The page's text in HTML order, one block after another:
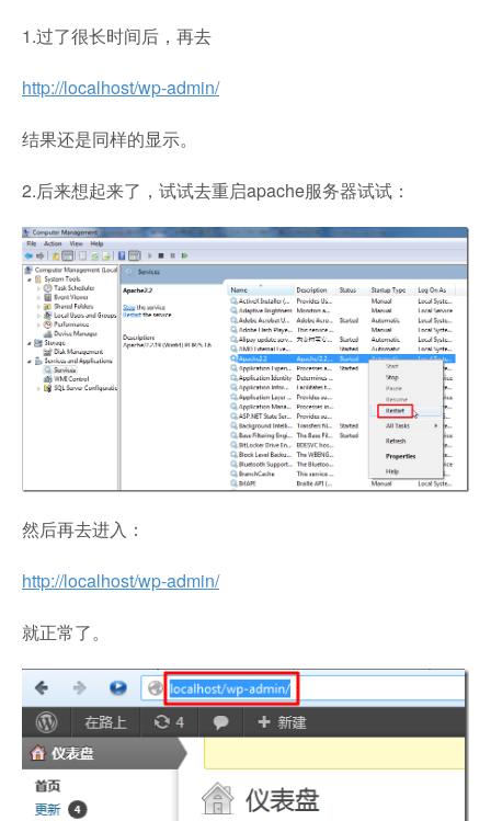
1.过了很长时间后，再去
http://localhost/wp-admin/
结果还是同样的显示。
2.后来想起来了，试试去重启apache服务器试试：
然后再去进入：
http://localhost/wp-admin/
就正常了。